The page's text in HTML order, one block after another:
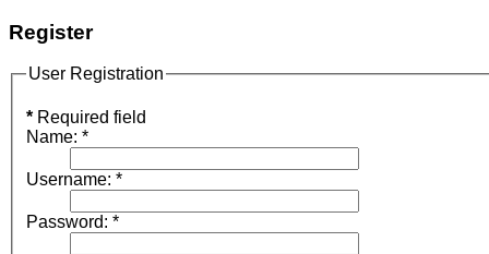
Register
User Registration
* Required field
Name: *
Username: *
Password: *